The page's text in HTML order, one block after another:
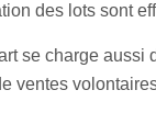
des lots sont
se charge
ventes